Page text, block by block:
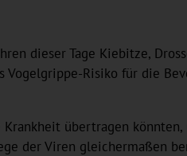
dieser Tage Kiebitze,
Risiko für die
Krankheit übertragen
der Viren gleichermaßen